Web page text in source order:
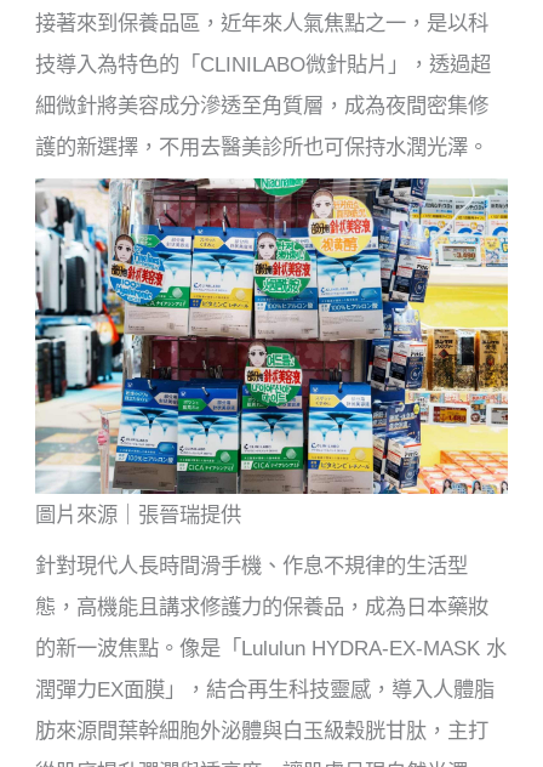
接著來到保養品區，近年來人氣焦點之一，是以科
技導入為特色的「CLINILABO微針貼片」，透過超
細微針將美容成分滲透至角質層，成為夜間密集修
護的新選擇，不用去醫美診所也可保持水潤光澤。
圖片來源｜張晉瑞提供
針對現代人長時間滑手機、作息不規律的生活型
態，高機能且講求修護力的保養品，成為日本藥妝
的新一波焦點。像是「Lululun HYDRA-EX-MASK 水
潤彈力EX面膜」，結合再生科技靈感，導入人體脂
肪來源間葉幹細胞外泌體與白玉級穀胱甘肽，主打